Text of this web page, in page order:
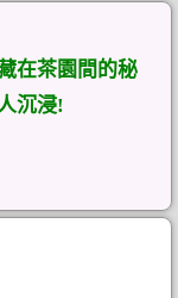
在茶園間的秘
沉浸!